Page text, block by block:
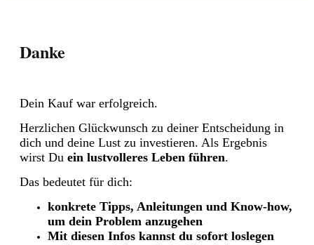
Danke
Dein Kauf war erfolgreich.
Herzlichen Glückwunsch zu deiner Entscheidung in
dich und deine Lust zu investieren. Als Ergebnis
wirst Du ein lustvolleres Leben führen.
Das bedeutet für dich:
konkrete Tipps, Anleitungen und Know-how,
um dein Problem anzugehen
Mit diesen Infos kannst du sofort loslegen